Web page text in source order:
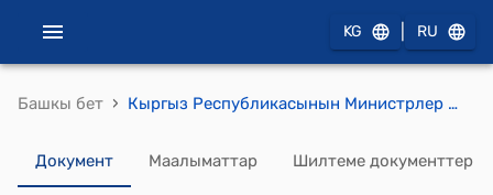
KG RU
Башкы бет › Кыргыз Республикасынын Министрлер Кабинетинин 2024-жылдын 13-сентябрындагы № 561 "Кыргыз Республикасынын Өкмөтүнүн 2017-жылдын 18-августундагы № 495 "Маданият, искусство жана маалымат мекемелеринин типтүү чектелген штаттарын бекитүү жөнүндө" токтомуна өзгөртүүлөрдү киргизүү тууралуу" токтому
Документ Маалыматтар Шилтеме документтер